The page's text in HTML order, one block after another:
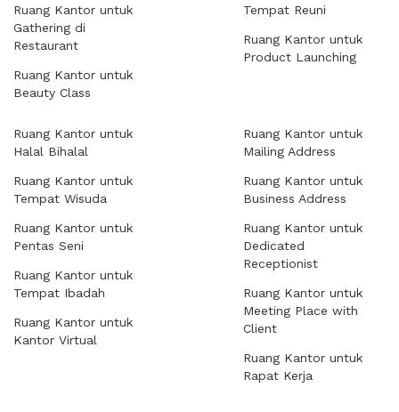
Ruang Kantor untuk
Gathering di
Restaurant
Ruang Kantor untuk
Beauty Class
Tempat Reuni
Ruang Kantor untuk
Product Launching
Ruang Kantor untuk
Halal Bihalal
Ruang Kantor untuk
Tempat Wisuda
Ruang Kantor untuk
Pentas Seni
Ruang Kantor untuk
Tempat Ibadah
Ruang Kantor untuk
Kantor Virtual
Ruang Kantor untuk
Mailing Address
Ruang Kantor untuk
Business Address
Ruang Kantor untuk
Dedicated
Receptionist
Ruang Kantor untuk
Meeting Place with
Client
Ruang Kantor untuk
Rapat Kerja